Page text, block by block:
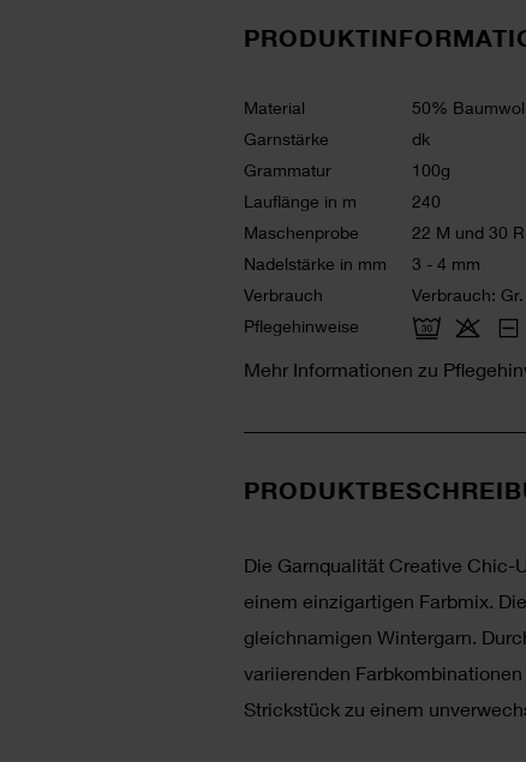
Material
50%
Garnstärke
dk
Grammatur
100g
Lauflänge in m
240
Maschenprobe
22 M und 30
Nadelstärke in mm
3 - 4 mm
Verbrauch
Verbrauch:
Pflegehinweise
Mehr Informationen zu
Die Garnqualität Creative Chic-
einem einzigartigen Farbmix.
gleichnamigen Wintergarn.
variierenden
Strickstück zu einem